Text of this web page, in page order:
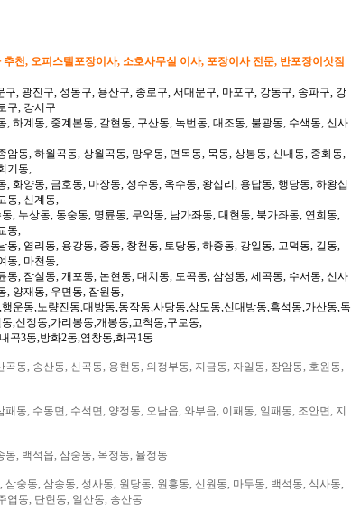
천, 오피스텔포장이사, 소호사무실 이사, 포장이사 전문, 반포장이삿짐
, 광진구, 성동구, 용산구, 종로구, 서대문구, 마포구, 강동구, 송파구, 강
구, 강서구
하계동, 중계본동, 갈현동, 구산동, 녹번동, 대조동, 불광동, 수색동, 신사
동, 하월곡동, 상월곡동, 망우동, 면목동, 묵동, 상봉동, 신내동, 중화동,
기동,
화양동, 금호동, 마장동, 성수동, 옥수동, 왕십리, 용답동, 행당동, 하왕십
동, 신계동,
, 누상동, 동숭동, 명륜동, 무악동, 남가좌동, 대현동, 북가좌동, 연희동,
동,
, 염리동, 용강동, 중동, 창천동, 토당동, 하중동, 강일동, 고덕동, 길동,
동, 마천동,
, 잠실동, 개포동, 논현동, 대치동, 도곡동, 삼성동, 세곡동, 수서동, 신사
, 양재동, 우면동, 잠원동,
운동,노량진동,대방동,동작동,사당동,상도동,신대방동,흑석동,가산동,독
,신정동,가리봉동,개봉동,고척동,구로동,
곡3동,방화2동,염창동,화곡1동
동, 송산동, 신곡동, 용현동, 의정부동, 지금동, 자일동, 장암동, 호원동,
동, 수동면, 수석면, 양정동, 오남읍, 와부읍, 이패동, 일패동, 조안면, 지
, 백석읍, 삼숭동, 옥정동, 율정동
숭동, 삼송동, 성사동, 원당동, 원흥동, 신원동, 마두동, 백석동, 식사동,
엽동, 탄현동, 일산동, 송산동